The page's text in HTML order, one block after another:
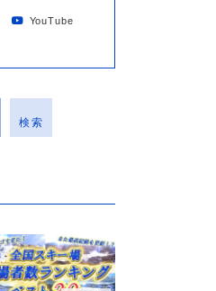
YouTube
検索